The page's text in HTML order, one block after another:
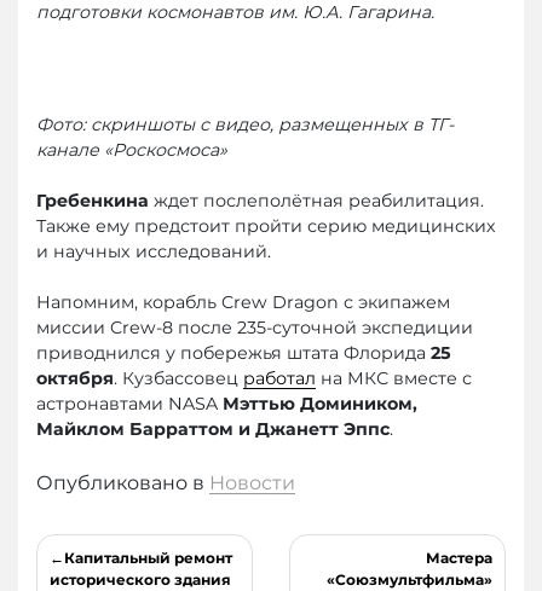
подготовки космонавтов им. Ю.А. Гагарина.
Фото: скриншоты с видео, размещенных в ТГ-
канале «Роскосмоса»
Гребенкина ждет послеполётная реабилитация.
Также ему предстоит пройти серию медицинских
и научных исследований.
Напомним, корабль Crew Dragon с экипажем
миссии Crew-8 после 235-суточной экспедиции
приводнился у побережья штата Флорида 25
октября. Кузбассовец работал на МКС вместе с
астронавтами NASA Мэттью Домиником,
Майклом Барраттом и Джанетт Эппс.
Опубликовано в Новости
Навигация
Капитальный ремонт
исторического здания
Мастера
«Союзмультфильма»